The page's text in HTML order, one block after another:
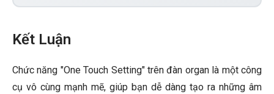
Kết Luận
Chức năng "One Touch Setting" trên đàn organ là một công
cụ vô cùng mạnh mẽ, giúp bạn dễ dàng tạo ra những âm